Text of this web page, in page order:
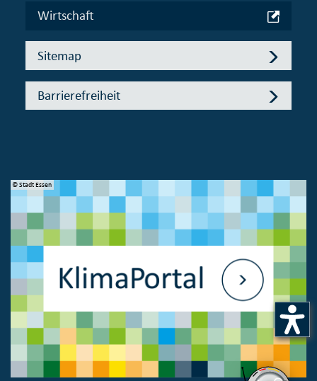
Wirtschaft
Sitemap
Barrierefreiheit
© Stadt Essen